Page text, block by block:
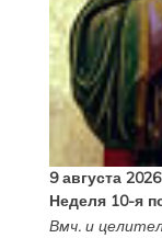
9 августа
Неделя 10-я
Вмч. и